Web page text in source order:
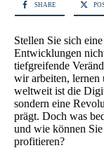
SHARE
Stellen Sie sich
Entwicklungen
tiefgreifende
wir arbeiten, lernen
weltweit ist die
sondern eine
prägt. Doch was
und wie können
profitieren?